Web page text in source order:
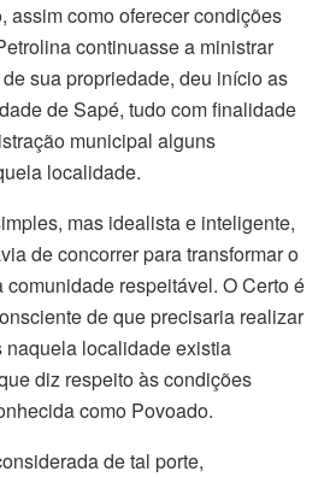
assim como oferecer condições
continuasse a ministrar
sua propriedade, deu início as
de Sapé, tudo com finalidade
municipal alguns
localidade.
mas idealista e inteligente,
de concorrer para transformar o
respeitável. O Certo é
de que precisaria realizar
naquela localidade existia
diz respeito às condições
como Povoado.
de tal porte,